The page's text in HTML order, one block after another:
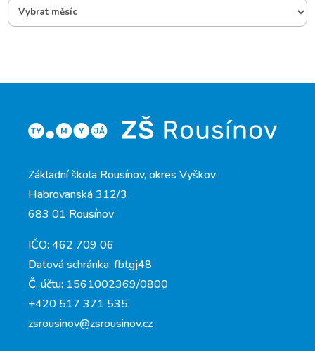
Základní škola Rousínov, okres Vyškov
Habrovanská 312/3
683 01 Rousínov
IČO: 462 709 06
Datová schránka: fbtgj48
Č. účtu: 1561002369/0800
+420 517 371 535
zsrousinov@zsrousinov.cz